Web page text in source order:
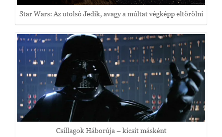
Star Wars: Az utolsó Jedik, avagy a múltat végképp eltörölni
Csillagok Háborúja – kicsit másként